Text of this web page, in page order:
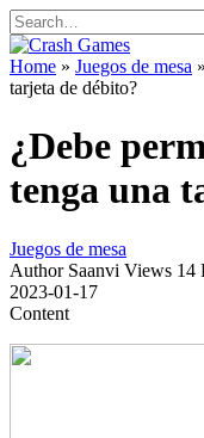
Skip
to
content
Search
for:
Home » Juegos de mesa »
tarjeta de débito?
¿Debe
tenga una
Juegos de mesa
Author Saanvi Views 14
2023-01-17
Content